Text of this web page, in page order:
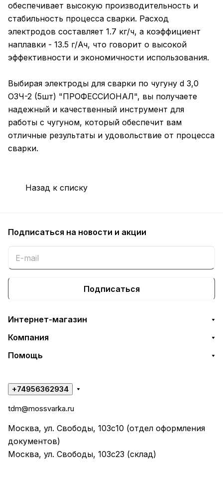
обеспечивает высокую производительность и
стабильность процесса сварки. Расход
электродов составляет 1.7 кг/ч, а коэффициент
наплавки - 13.5 г/Ач, что говорит о высокой
эффективности и экономичности использования.
Выбирая электроды для сварки по чугуну d 3,0
ОЗЧ-2 (5шт) "ПРОФЕССИОНАЛ", вы получаете
надежный и качественный инструмент для
работы с чугуном, который обеспечит вам
отличные результаты и удовольствие от процесса
сварки.
Назад к списку
Подписаться на новости и акции
Подписаться
Интернет-магазин
Компания
Помощь
+74956362934
tdm@mossvarka.ru
Москва, ул. Свободы, 103с10 (отдел оформления
документов)
Москва, ул. Свободы, 103с23 (склад)